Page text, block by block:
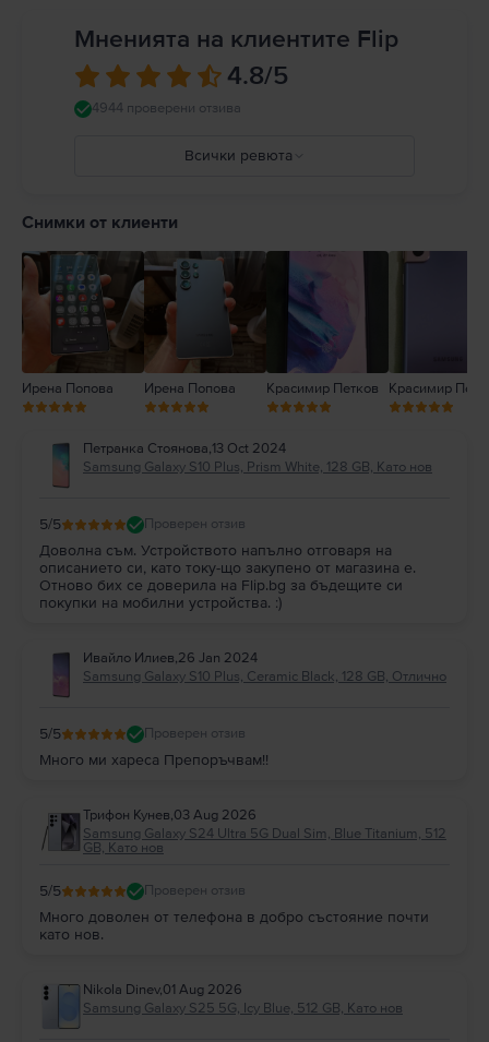
Мненията на клиентите Flip
4.8/5
4944 проверени отзива
Всички ревюта
2
Снимки от клиенти
Ирена Попова Ирена Попова Красимир Петков Красимир
Петранка Стоянова,13 Oct 2024
Samsung Galaxy S10 Plus, Prism White, 128 GB, Като нов
5/5 Проверен отзив
Доволна съм. Устройството напълно отговаря на
описанието си, като току-що закупено от магазина е.
Отново бих се доверила на Flip.bg за бъдещите си
покупки на мобилни устройства. :)
Ивайло Илиев,26 Jan 2024
Samsung Galaxy S10 Plus, Ceramic Black, 128 GB, Отлично
5/5 Проверен отзив
Много ми хареса Препоръчвам!!
Трифон Кунев,03 Aug 2026
Samsung Galaxy S24 Ultra 5G Dual Sim, Blue Titanium, 512
GB, Като нов
5/5 Проверен отзив
Много доволен от телефона в добро състояние почти
като нов.
Nikola Dinev,01 Aug 2026
Samsung Galaxy S25 5G, Icy Blue, 512 GB, Като нов